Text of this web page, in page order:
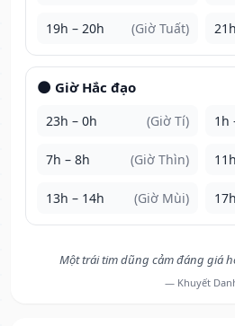
19h – 20h (Giờ Tuất)
🌑 Giờ Hắc đạo
23h – 0h (Giờ Tí) 1h
7h – 8h (Giờ Thìn)
13h – 14h (Giờ Mùi)
Một trái tim dũng cảm đáng giá
— Khuyết